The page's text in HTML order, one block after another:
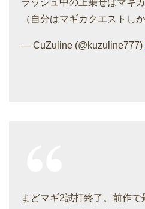
ラッシュ中の上乗せはマギ
（自分はマギカクエストし
— CuZuline (@kuzuline777)
まどマギ2試打終了。前作